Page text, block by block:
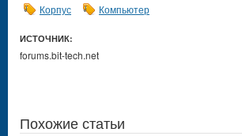
Корпус Компьютер
ИСТОЧНИК:
forums.bit-tech.net
Похожие статьи